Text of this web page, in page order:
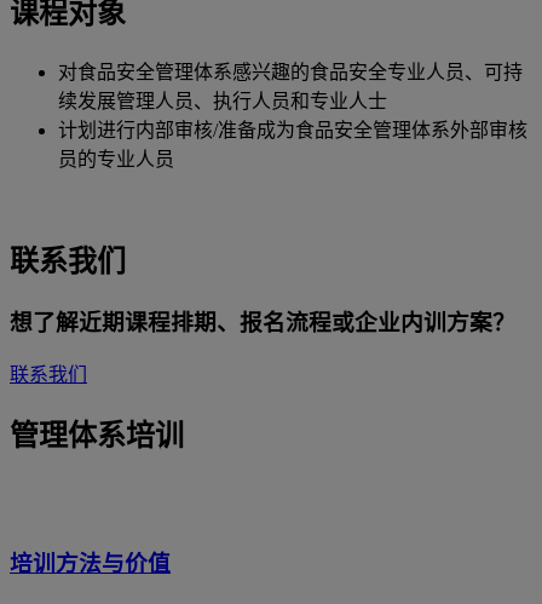
课程对象
对食品安全管理体系感兴趣的食品安全专业人员、可持
续发展管理人员、执行人员和专业人士
计划进行内部审核/准备成为食品安全管理体系外部审核
员的专业人员
联系我们
想了解近期课程排期、报名流程或企业内训方案？
联系我们
管理体系培训
培训方法与价值